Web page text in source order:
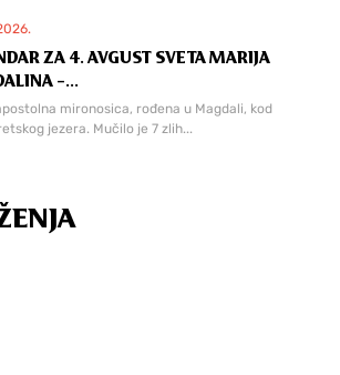
ZA 4. AVGUST SVETA MARIJA
–...
mironosica, rođena u Magdali, kod
jezera. Mučilo je 7 zlih...